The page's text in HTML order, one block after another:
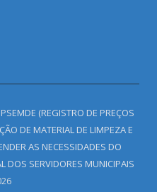
(REGISTRO DE PREÇOS
DE MATERIAL DE LIMPEZA E
AS NECESSIDADES DO
DOS SERVIDORES MUNICIPAIS